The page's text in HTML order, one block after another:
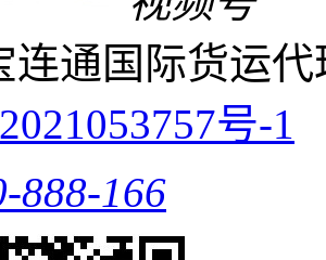
连通国际货运
号-1
888-166